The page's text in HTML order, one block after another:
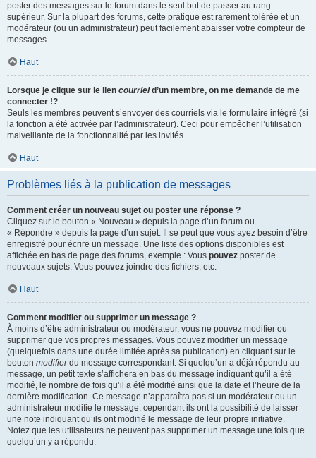
poster des messages sur le forum dans le seul but de passer au rang
supérieur. Sur la plupart des forums, cette pratique est rarement tolérée et un
modérateur (ou un administrateur) peut facilement abaisser votre compteur de
messages.
Haut
Lorsque je clique sur le lien courrield’un membre, on me demande de me
connecter !?
Seuls les membres peuvent s’envoyer des courriels via le formulaire intégré (si
la fonction a été activée par l’administrateur). Ceci pour empêcher l’utilisation
malveillante de la fonctionnalité par les invités.
Haut
Problèmes liés à la publication de messages
Comment créer un nouveau sujet ou poster une réponse ?
Cliquez sur le bouton « Nouveau » depuis la page d’un forum ou
« Répondre » depuis la page d’un sujet. Il se peut que vous ayez besoin d’être
enregistré pour écrire un message. Une liste des options disponibles est
affichée en bas de page des forums, exemple : Vous pouvez poster de
nouveaux sujets, Vous pouvez joindre des fichiers, etc.
Haut
Comment modifier ou supprimer un message ?
À moins d’être administrateur ou modérateur, vous ne pouvez modifier ou
supprimer que vos propres messages. Vous pouvez modifier un message
(quelquefois dans une durée limitée après sa publication) en cliquant sur le
bouton modifierdu message correspondant. Si quelqu’un a déjà répondu au
message, un petit texte s’affichera en bas du message indiquant qu’il a été
modifié, le nombre de fois qu’il a été modifié ainsi que la date et l’heure de la
dernière modification. Ce message n’apparaîtra pas si un modérateur ou un
administrateur modifie le message, cependant ils ont la possibilité de laisser
une note indiquant qu’ils ont modifié le message de leur propre initiative.
Notez que les utilisateurs ne peuvent pas supprimer un message une fois que
quelqu’un y a répondu.